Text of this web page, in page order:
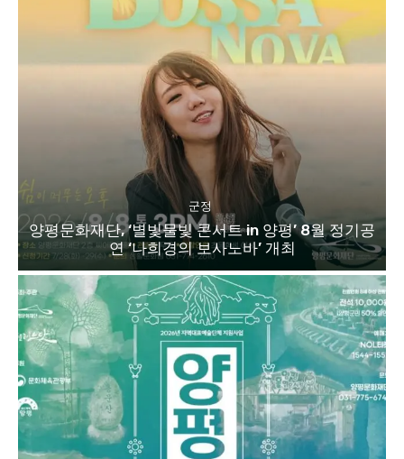
군정
양평문화재단, ‘별빛물빛 콘서트 in 양평’ 8월 정기공
연 ‘나희경의 보사노바’ 개최